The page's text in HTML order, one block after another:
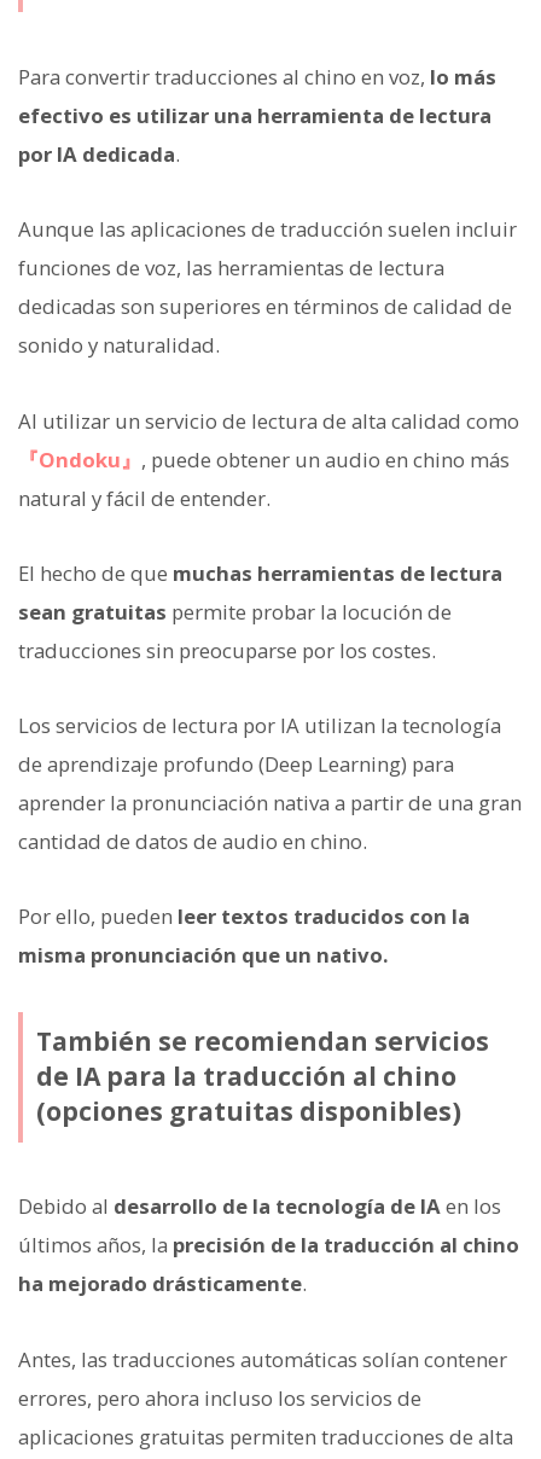
Para convertir traducciones al chino en voz, lo más
efectivo es utilizar una herramienta de lectura
por IA dedicada.
Aunque las aplicaciones de traducción suelen incluir
funciones de voz, las herramientas de lectura
dedicadas son superiores en términos de calidad de
sonido y naturalidad.
Al utilizar un servicio de lectura de alta calidad como
『Ondoku』 , puede obtener un audio en chino más
natural y fácil de entender.
El hecho de que muchas herramientas de lectura
sean gratuitas permite probar la locución de
traducciones sin preocuparse por los costes.
Los servicios de lectura por IA utilizan la tecnología
de aprendizaje profundo (Deep Learning) para
aprender la pronunciación nativa a partir de una gran
cantidad de datos de audio en chino.
Por ello, pueden leer textos traducidos con la
misma pronunciación que un nativo.
También se recomiendan servicios
de IA para la traducción al chino
(opciones gratuitas disponibles)
Debido al desarrollo de la tecnología de IAen los
últimos años, la precisión de la traducción al chino
ha mejorado drásticamente.
Antes, las traducciones automáticas solían contener
errores, pero ahora incluso los servicios de
aplicaciones gratuitas permiten traducciones de alta